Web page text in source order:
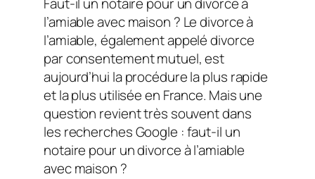
Faut-il un notaire pour un divorce à
l’amiable avec maison ? Le divorce à
l’amiable, également appelé divorce
par consentement mutuel, est
aujourd’hui la procédure la plus rapide
et la plus utilisée en France. Mais une
question revient très souvent dans
les recherches Google : faut-il un
notaire pour un divorce à l’amiable
avec maison ?